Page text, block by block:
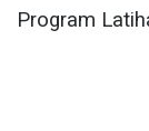
Program